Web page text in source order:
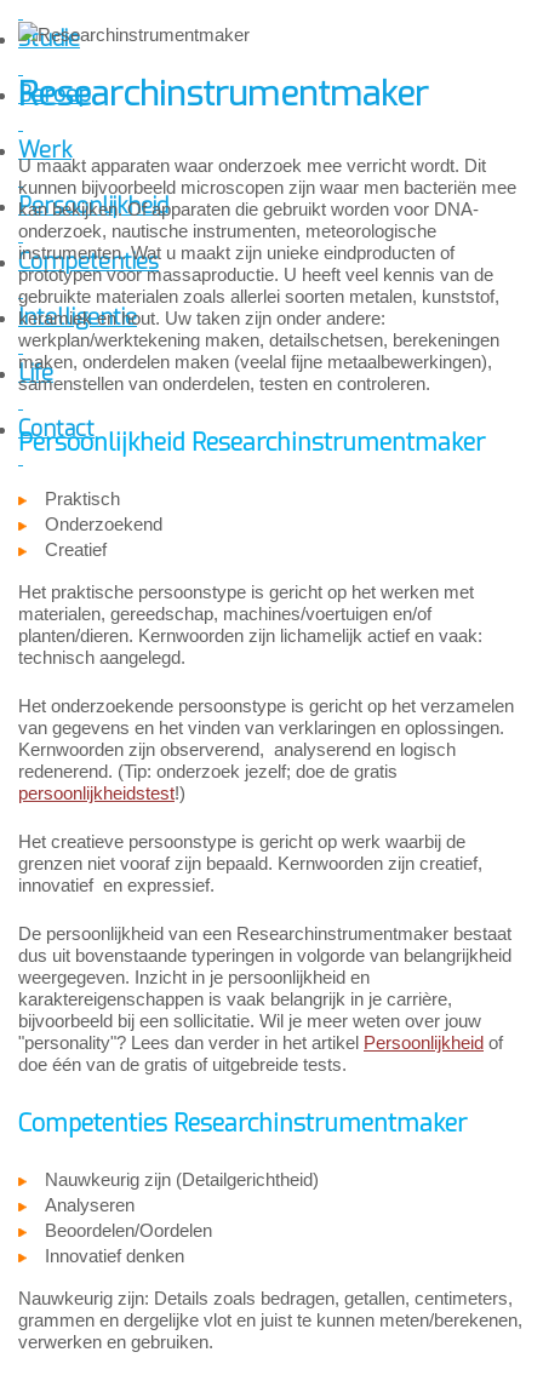
Studie
Beroep
Werk
Persoonlijkheid
Competenties
Intelligentie
Life
Contact
Researchinstrumentmaker
U maakt apparaten waar onderzoek mee verricht wordt. Dit
kunnen bijvoorbeeld microscopen zijn waar men bacteriën mee
kan bekijken. Of apparaten die gebruikt worden voor DNA-
onderzoek, nautische instrumenten, meteorologische
instrumenten. Wat u maakt zijn unieke eindproducten of
prototypen voor massaproductie. U heeft veel kennis van de
gebruikte materialen zoals allerlei soorten metalen, kunststof,
keramiek en hout. Uw taken zijn onder andere:
werkplan/werktekening maken, detailschetsen, berekeningen
maken, onderdelen maken (veelal fijne metaalbewerkingen),
samenstellen van onderdelen, testen en controleren.
Persoonlijkheid Researchinstrumentmaker
Praktisch
Onderzoekend
Creatief
Het praktische persoonstype is gericht op het werken met
materialen, gereedschap, machines/voertuigen en/of
planten/dieren. Kernwoorden zijn lichamelijk actief en vaak:
technisch aangelegd.
Het onderzoekende persoonstype is gericht op het verzamelen
van gegevens en het vinden van verklaringen en oplossingen.
Kernwoorden zijn observerend, analyserend en logisch
redenerend. (Tip: onderzoek jezelf; doe de gratis
persoonlijkheidstest!)
Het creatieve persoonstype is gericht op werk waarbij de
grenzen niet vooraf zijn bepaald. Kernwoorden zijn creatief,
innovatief en expressief.
De persoonlijkheid van een Researchinstrumentmaker bestaat
dus uit bovenstaande typeringen in volgorde van belangrijkheid
weergegeven. Inzicht in je persoonlijkheid en
karaktereigenschappen is vaak belangrijk in je carrière,
bijvoorbeeld bij een sollicitatie. Wil je meer weten over jouw
"personality"? Lees dan verder in het artikel Persoonlijkheid of
doe één van de gratis of uitgebreide tests.
Competenties Researchinstrumentmaker
Nauwkeurig zijn (Detailgerichtheid)
Analyseren
Beoordelen/Oordelen
Innovatief denken
Nauwkeurig zijn: Details zoals bedragen, getallen, centimeters,
grammen en dergelijke vlot en juist te kunnen meten/berekenen,
verwerken en gebruiken.